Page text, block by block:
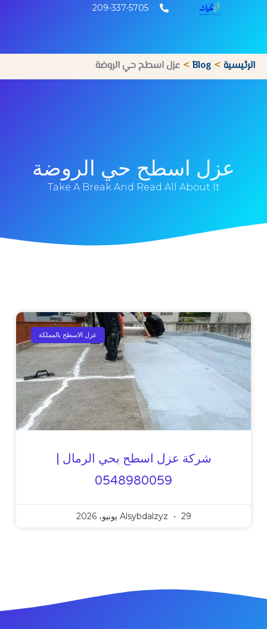
209-337-5705
الرئيسية Blog عزل اسطح حي الروضة
عزل اسطح حي الروضة
Take A Break And Read All About It
عزل الاسطح بالمملكة
شركة عزل اسطح بحي الرمال |
0548980059
Alsybdalzyz 29 يونيو، 2026